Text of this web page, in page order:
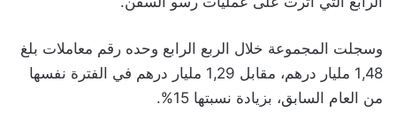
وسجلت المجموعة خلال الربع الرابع وحده رقم معاملات بلغ
1,48 مليار درهم، مقابل 1,29 مليار درهم في الفترة نفسها
من العام السابق، بزيادة نسبتها 15%.